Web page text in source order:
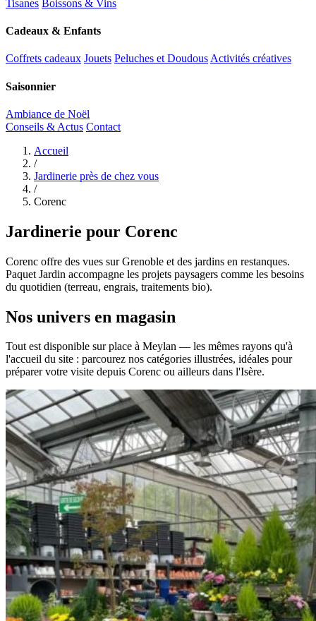
Tisanes Boissons & Vins
Cadeaux & Enfants
Coffrets cadeaux Jouets Peluches et Doudous Activités créatives
Saisonnier
Ambiance de Noël
Conseils & Actus Contact
Accueil
/
Jardinerie près de chez vous
/
Corenc
Jardinerie pour Corenc
Corenc offre des vues sur Grenoble et des jardins en restanques.
Paquet Jardin accompagne les projets paysagers comme les besoins
du quotidien (terreau, engrais, traitements bio).
Nos univers en magasin
Tout est disponible sur place à Meylan — les mêmes rayons qu'à
l'accueil du site : parcourez nos catégories illustrées, idéales pour
préparer votre visite depuis Corenc ou ailleurs dans l'Isère.